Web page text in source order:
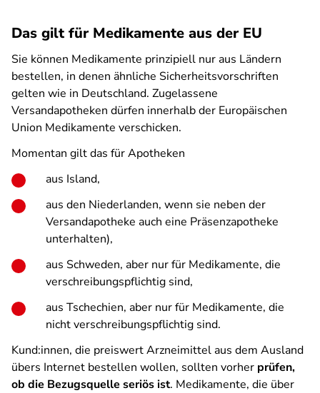
Das gilt für Medikamente aus der EU
Sie können Medikamente prinzipiell nur aus Ländern
bestellen, in denen ähnliche Sicherheitsvorschriften
gelten wie in Deutschland. Zugelassene
Versandapotheken dürfen innerhalb der Europäischen
Union Medikamente verschicken.
Momentan gilt das für Apotheken
aus Island,
aus den Niederlanden, wenn sie neben der
Versandapotheke auch eine Präsenzapotheke
unterhalten),
aus Schweden, aber nur für Medikamente, die
verschreibungspflichtig sind,
aus Tschechien, aber nur für Medikamente, die
nicht verschreibungspflichtig sind.
Kund:innen, die preiswert Arzneimittel aus dem Ausland
übers Internet bestellen wollen, sollten vorher prüfen,
ob die Bezugsquelle seriös ist. Medikamente, die über